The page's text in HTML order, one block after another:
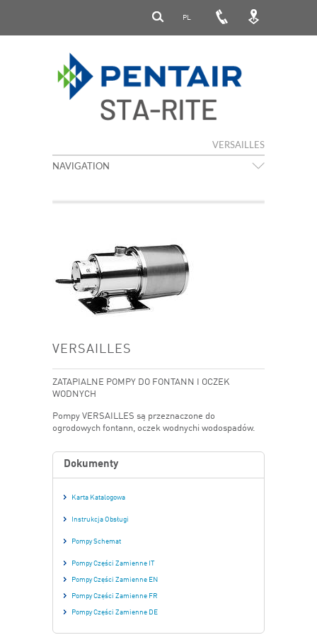
PL
VERSAILLES
NAVIGATION
VERSAILLES
ZATAPIALNE POMPY DO FONTANN I OCZEK
WODNYCH
Pompy VERSAILLES są przeznaczone do
ogrodowych fontann, oczek wodnychi wodospadów.
Dokumenty
Karta Katalogowa
Instrukcja Obsługi
Pompy Schemat
Pompy Części Zamienne IT
Pompy Części Zamienne EN
Pompy Części Zamienne FR
Pompy Części Zamienne DE